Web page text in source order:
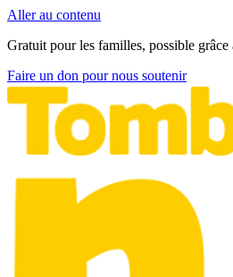
Aller au contenu
Gratuit pour les familles, possible grâce
Faire un don pour nous soutenir